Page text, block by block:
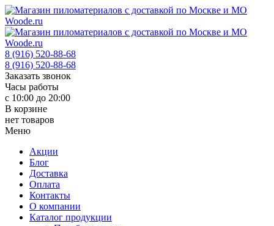
8 (916) 520-88-68
8 (916) 520-88-68
Заказать звонок
Часы работы
с 10:00 до 20:00
В корзине
нет товаров
Меню
Акции
Блог
Доставка
Оплата
Контакты
О компании
Каталог продукции